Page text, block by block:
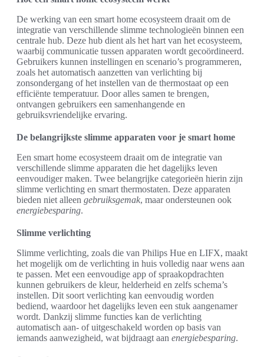
De werking van een smart home ecosysteem draait om de
integratie van verschillende slimme technologieën binnen een
centrale hub. Deze hub dient als het hart van het ecosysteem,
waarbij communicatie tussen apparaten wordt gecoördineerd.
Gebruikers kunnen instellingen en scenario’s programmeren,
zoals het automatisch aanzetten van verlichting bij
zonsondergang of het instellen van de thermostaat op een
efficiënte temperatuur. Door alles samen te brengen,
ontvangen gebruikers een samenhangende en
gebruiksvriendelijke ervaring.
De belangrijkste slimme apparaten voor je smart home
Een smart home ecosysteem draait om de integratie van
verschillende slimme apparaten die het dagelijks leven
eenvoudiger maken. Twee belangrijke categorieën hierin zijn
slimme verlichting en smart thermostaten. Deze apparaten
bieden niet alleen gebruiksgemak, maar ondersteunen ook
energiebesparing.
Slimme verlichting
Slimme verlichting, zoals die van Philips Hue en LIFX, maakt
het mogelijk om de verlichting in huis volledig naar wens aan
te passen. Met een eenvoudige app of spraakopdrachten
kunnen gebruikers de kleur, helderheid en zelfs schema’s
instellen. Dit soort verlichting kan eenvoudig worden
bediend, waardoor het dagelijks leven een stuk aangenamer
wordt. Dankzij slimme functies kan de verlichting
automatisch aan- of uitgeschakeld worden op basis van
iemands aanwezigheid, wat bijdraagt aan energiebesparing.